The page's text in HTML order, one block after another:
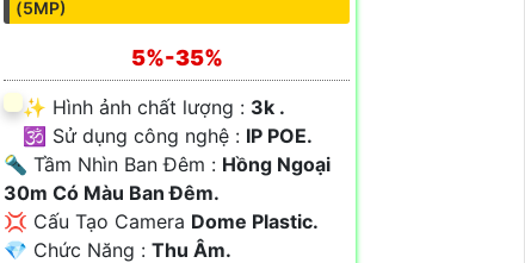
(5MP)
5%-35%
✨ Hình ảnh chất lượng : 3k .
🕉️ Sử dụng công nghệ : IP POE.
🔦 Tầm Nhìn Ban Đêm : Hồng Ngoại
30m Có Màu Ban Ðêm.
💢 Cấu Tạo Camera Dome Plastic.
️💎 Chức Năng : Thu Âm.